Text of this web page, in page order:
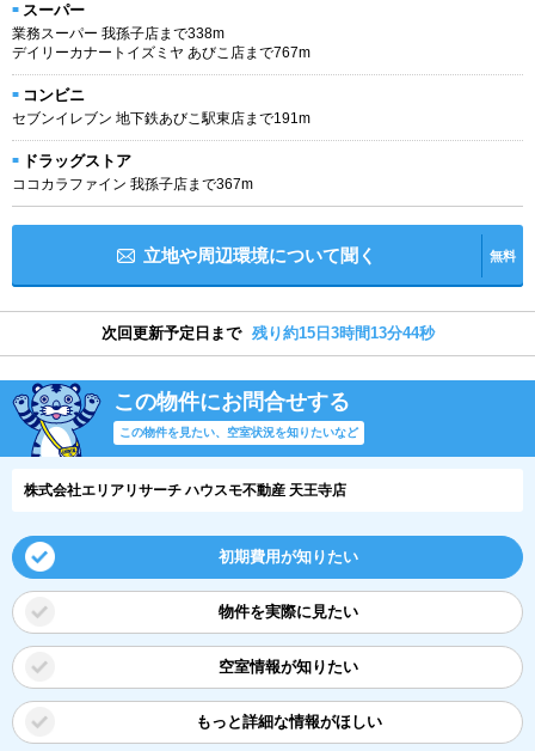
スーパー
業務スーパー 我孫子店まで338m
デイリーカナートイズミヤ あびこ店まで767m
コンビニ
セブンイレブン 地下鉄あびこ駅東店まで191m
ドラッグストア
ココカラファイン 我孫子店まで367m
立地や周辺環境について聞く 無料
次回更新予定日まで 残り約15日3時間13分43秒
この物件にお問合せする
この物件を見たい、空室状況を知りたいなど
株式会社エリアリサーチ ハウスモ不動産 天王寺店
初期費用が知りたい
物件を実際に見たい
空室情報が知りたい
もっと詳細な情報がほしい